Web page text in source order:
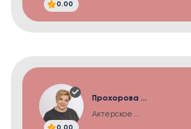
0.00
0.00
Прохорова ...
Актерское ...